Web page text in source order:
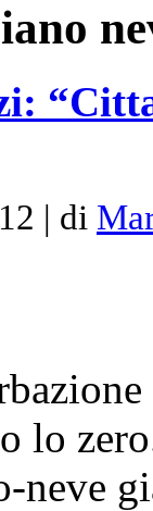
| di
lo